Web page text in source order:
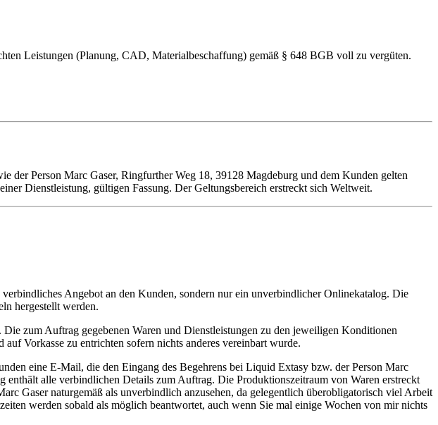
Leistungen (Planung, CAD, Materialbeschaffung) gemäß § 648 BGB voll zu vergüten.
Person Marc Gaser, Ringfurther Weg 18, 39128 Magdeburg und dem Kunden gelten
Dienstleistung, gültigen Fassung. Der Geltungsbereich erstreckt sich Weltweit.
Angebot an den Kunden, sondern nur ein unverbindlicher Onlinekatalog. Die
hergestellt werden.
zum Auftrag gegebenen Waren und Dienstleistungen zu den jeweiligen Konditionen
Vorkasse zu entrichten sofern nichts anderes vereinbart wurde.
eine E-Mail, die den Eingang des Begehrens bei Liquid Extasy bzw. der Person Marc
alle verbindlichen Details zum Auftrag. Die Produktionszeitraum von Waren erstreckt
Gaser naturgemäß als unverbindlich anzusehen, da gelegentlich überobligatorisch viel Arbeit
werden sobald als möglich beantwortet, auch wenn Sie mal einige Wochen von mir nichts